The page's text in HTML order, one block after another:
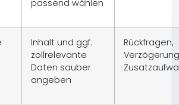
passend wählen
Inhalt und ggf.
zollrelevante
Daten sauber
angeben
Rückfragen,